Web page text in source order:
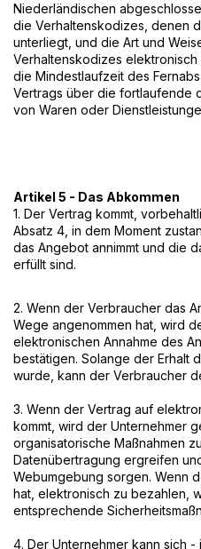
Niederländischen
die Verhaltenskodizes, denen
unterliegt, und die Art und
Verhaltenskodizes elektronisch
die Mindestlaufzeit des
Vertrags über die fortlaufende
von Waren oder
Artikel 5 - Das Abkommen
1. Der Vertrag kommt,
Absatz 4, in dem Moment
das Angebot annimmt und die
erfüllt sind.
2. Wenn der Verbraucher das
Wege angenommen hat, wird
elektronischen Annahme des
bestätigen. Solange der Erhalt
wurde, kann der Verbraucher
3. Wenn der Vertrag auf
kommt, wird der Unternehmer
organisatorische Maßnahmen
Datenübertragung ergreifen
Webumgebung sorgen. Wenn
hat, elektronisch zu bezahlen,
entsprechende
4. Der Unternehmer kann sich